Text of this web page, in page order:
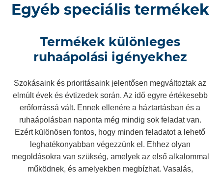
Egyéb speciális termékek
Termékek különleges
ruhaápolási igényekhez
Szokásaink és prioritásaink jelentősen megváltoztak az
elmúlt évek és évtizedek során. Az idő egyre értékesebb
erőforrássá vált. Ennek ellenére a háztartásban és a
ruhaápolásban naponta még mindig sok feladat van.
Ezért különösen fontos, hogy minden feladatot a lehető
leghatékonyabban végezzünk el. Ehhez olyan
megoldásokra van szükség, amelyek az első alkalommal
működnek, és amelyekben megbízhat. Vasalás,